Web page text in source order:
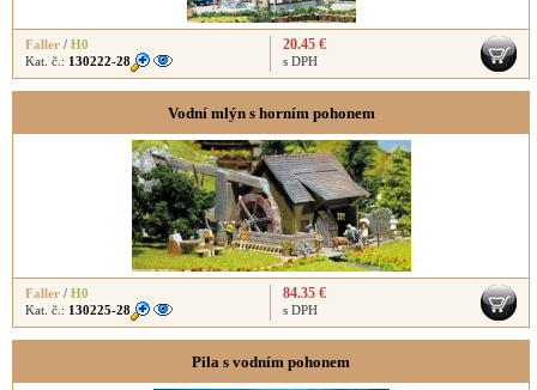
Faller / H0
Kat. č.: 130222-28
20.45 €
s DPH
Vodní mlýn s horním pohonem
Faller / H0
Kat. č.: 130225-28
84.35 €
s DPH
Pila s vodním pohonem